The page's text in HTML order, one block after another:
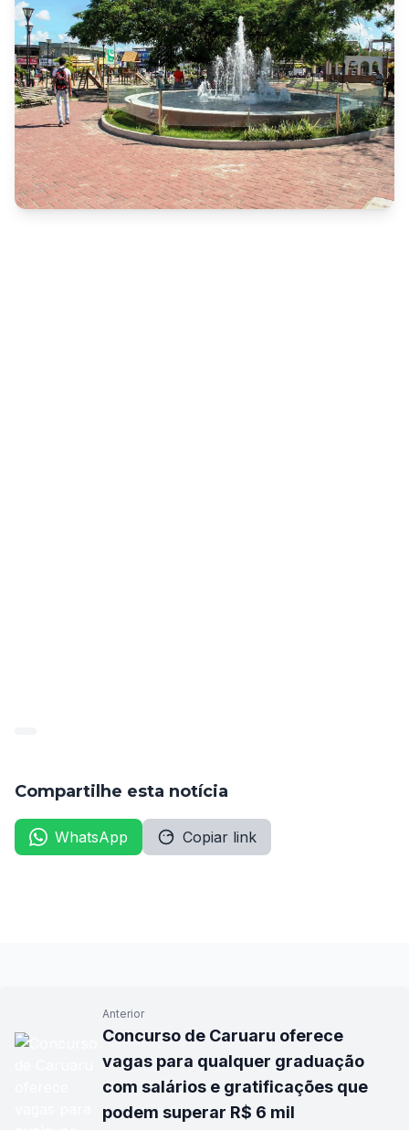
Compartilhe esta notícia
WhatsApp Copiar link
Anterior
Concurso de Caruaru oferece
vagas para qualquer graduação
com salários e gratificações que
podem superar R$ 6 mil